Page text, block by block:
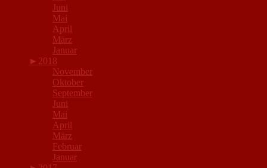
Juni
Mai
April
März
Januar
► 2018
November
Oktober
September
Juni
Mai
April
März
Februar
Januar